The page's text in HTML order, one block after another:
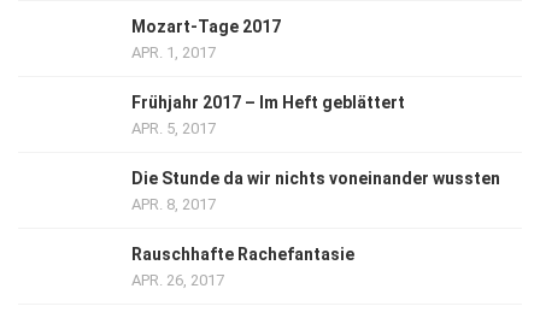
Mozart-Tage 2017
APR. 1, 2017
Frühjahr 2017 – Im Heft geblättert
APR. 5, 2017
Die Stunde da wir nichts voneinander wussten
APR. 8, 2017
Rauschhafte Rachefantasie
APR. 26, 2017